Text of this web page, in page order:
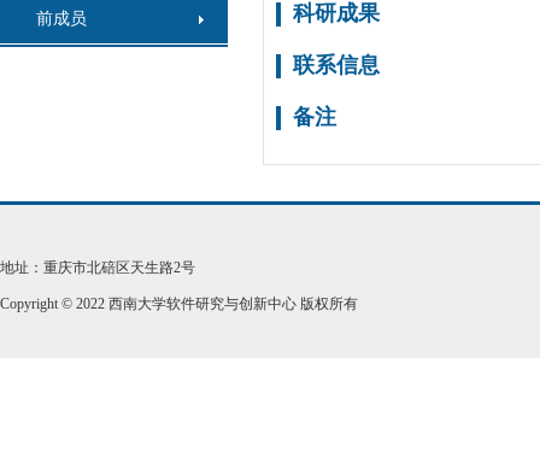
前成员 科研成果
联系信息
备注
地址：重庆市北碚区天生路2号
Copyright © 2022 西南大学软件研究与创新中心 版权所有